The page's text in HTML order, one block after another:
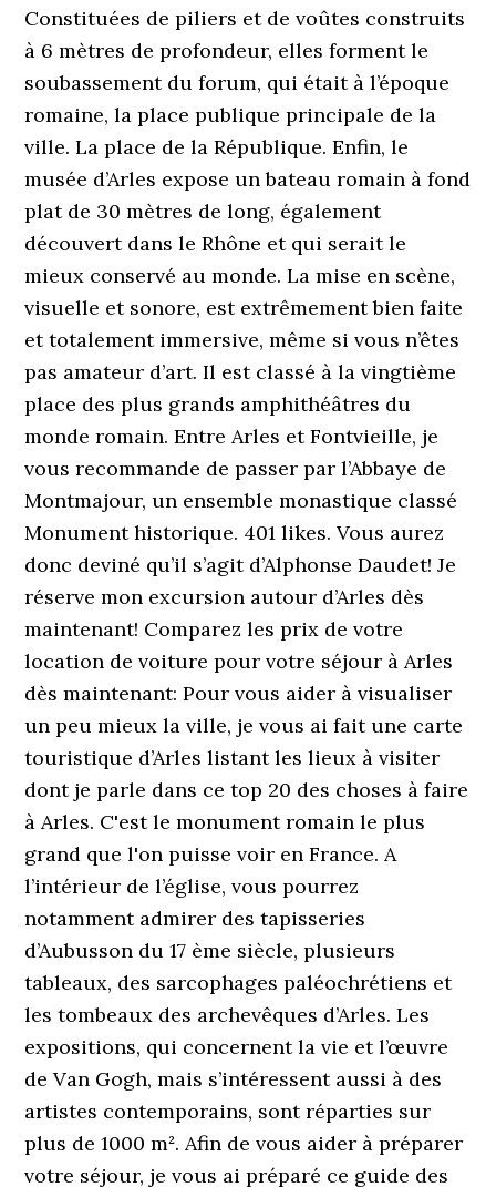
Constituées de piliers et de voûtes construits
à 6 mètres de profondeur, elles forment le
soubassement du forum, qui était à l’époque
romaine, la place publique principale de la
ville. La place de la République. Enfin, le
musée d’Arles expose un bateau romain à fond
plat de 30 mètres de long, également
découvert dans le Rhône et qui serait le
mieux conservé au monde. La mise en scène,
visuelle et sonore, est extrêmement bien faite
et totalement immersive, même si vous n’êtes
pas amateur d’art. Il est classé à la vingtième
place des plus grands amphithéâtres du
monde romain. Entre Arles et Fontvieille, je
vous recommande de passer par l’Abbaye de
Montmajour, un ensemble monastique classé
Monument historique. 401 likes. Vous aurez
donc deviné qu’il s’agit d’Alphonse Daudet! Je
réserve mon excursion autour d’Arles dès
maintenant! Comparez les prix de votre
location de voiture pour votre séjour à Arles
dès maintenant: Pour vous aider à visualiser
un peu mieux la ville, je vous ai fait une carte
touristique d’Arles listant les lieux à visiter
dont je parle dans ce top 20 des choses à faire
à Arles. C'est le monument romain le plus
grand que l'on puisse voir en France. A
l’intérieur de l’église, vous pourrez
notamment admirer des tapisseries
d’Aubusson du 17 ème siècle, plusieurs
tableaux, des sarcophages paléochrétiens et
les tombeaux des archevêques d’Arles. Les
expositions, qui concernent la vie et l’œuvre
de Van Gogh, mais s’intéressent aussi à des
artistes contemporains, sont réparties sur
plus de 1000 m². Afin de vous aider à préparer
votre séjour, je vous ai préparé ce guide des